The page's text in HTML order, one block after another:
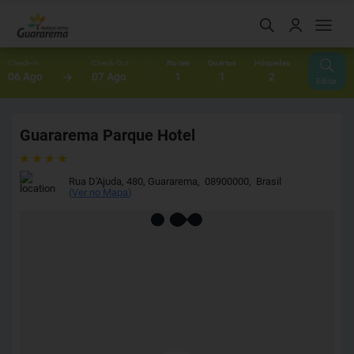
Check-In
06 Ago
Check-Out
07 Ago
Noites
1
Quartos
1
Hóspedes
2 Editar
Guararema Parque Hotel
Rua D'Ajuda, 480, Guararema, 08900000, Brasil
(Ver no Mapa)